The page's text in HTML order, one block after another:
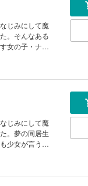
じみにして魔
。そんなある
女の子・ナキ
じみにして魔
。夢の同居生
少女が言うに